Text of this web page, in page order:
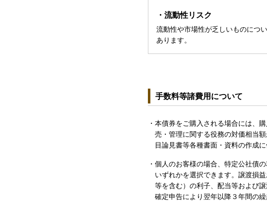
・流動性リスク
流動性や市場性が乏しいものにつ
あります。
手数料等諸費用について
・本債券をご購入される場合には、
売・管理に関する役務の対価相当
目論見書等各種書面・資料の作成
・個人のお客様の場合、特定公社債
いずれかを選択できます。譲渡損
等を含む）の利子、配当等および
確定申告により翌年以降３年間の